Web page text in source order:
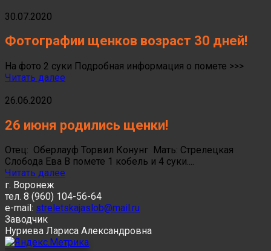
30.07.2020
Фотографии щенков возраст 30 дней!
На фото 2 суки Подробная информация о помете >>>
Читать далее
26.06.2020
26 июня родились щенки!
Отец: Оберлауф Торвил Конунг Мать: Стрелецкая
Слобода Ева В помете 1 кобель и 4 суки....
Читать далее
г. Воронеж
тел. 8 (960) 104-56-64
e-mail: streletskajaslob@mail.ru
Заводчик
Нуриева Лариса Александровна